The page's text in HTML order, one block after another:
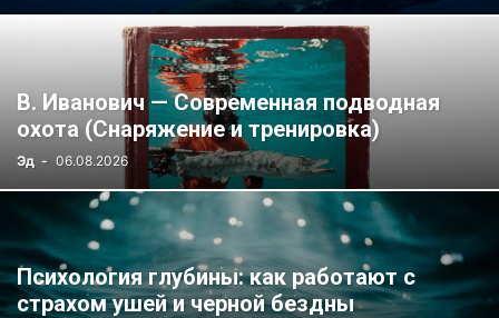
В. Иванович — Современная подводная
охота (Снаряжение и тренировка)
Эд - 06.08.2026
Психология глубины: как работают с
страхом ушей и черной бездны